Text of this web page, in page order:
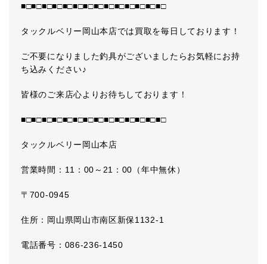
■□■□■□■□■□■□■□■□■□■□■□■□■□■□
タックルベリー岡山本店では買取を毎日しております！
ご不要になりました釣具がございましたらお気軽にお持
ち込みください♪
皆様のご来店心よりお待ちしております！
■□■□■□■□■□■□■□■□■□■□■□■□■□■□
タックルベリー岡山本店
営業時間：11：00～21：00（年中無休）
〒700-0945
住所：岡山県岡山市南区新保1132-1
電話番号：086-236-1450